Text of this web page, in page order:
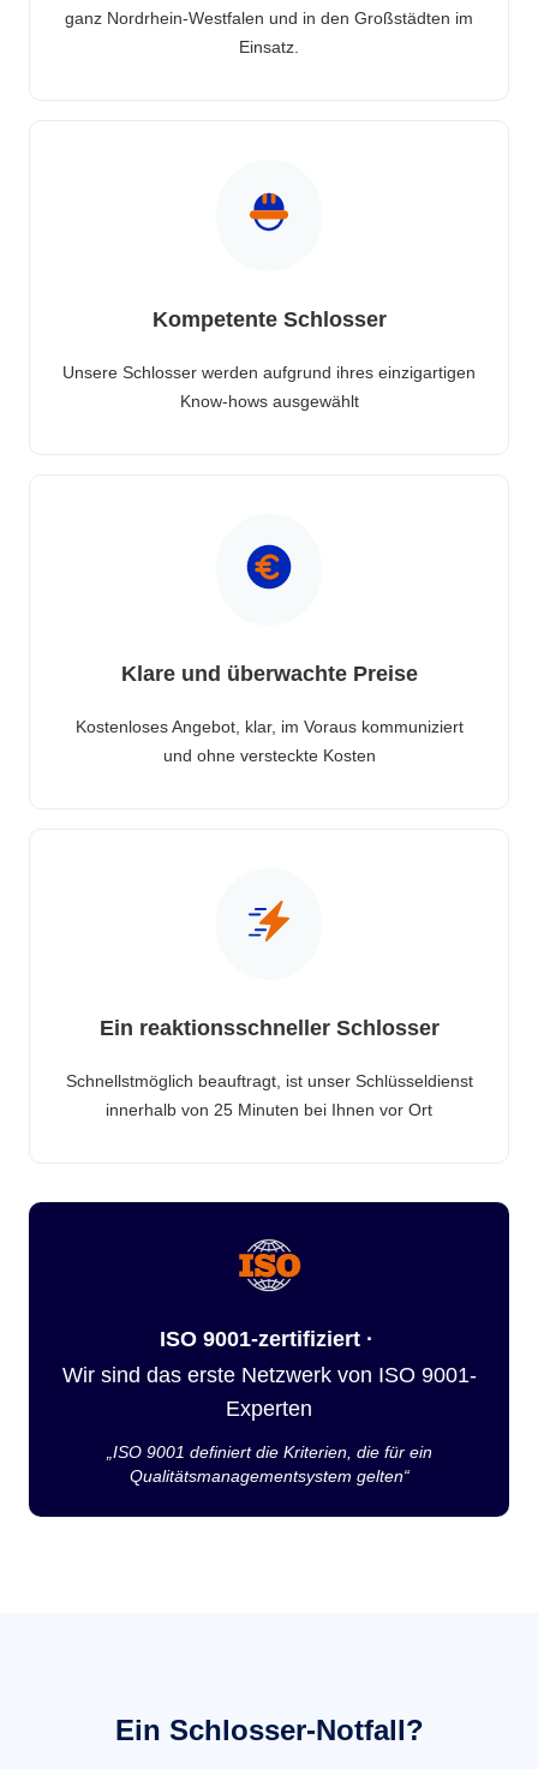
ganz Nordrhein-Westfalen und in den Großstädten im
Einsatz.
Kompetente Schlosser
Unsere Schlosser werden aufgrund ihres einzigartigen
Know-hows ausgewählt
Klare und überwachte Preise
Kostenloses Angebot, klar, im Voraus kommuniziert
und ohne versteckte Kosten
Ein reaktionsschneller Schlosser
Schnellstmöglich beauftragt, ist unser Schlüsseldienst
innerhalb von 25 Minuten bei Ihnen vor Ort
ISO 9001-zertifiziert ·
Wir sind das erste Netzwerk von ISO 9001-
Experten
„ISO 9001 definiert die Kriterien, die für ein
Qualitätsmanagementsystem gelten“
Ein Schlosser-Notfall?